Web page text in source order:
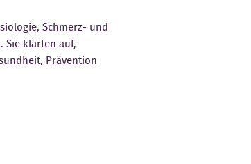
Schmerz- und
Sie klärten auf,
Prävention